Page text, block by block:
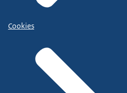
Cookies